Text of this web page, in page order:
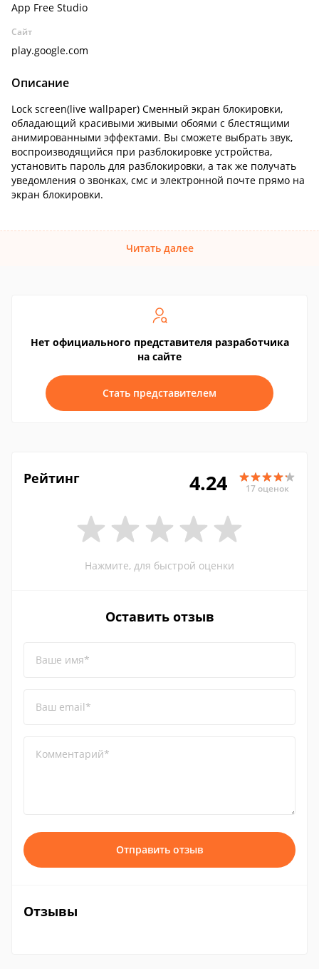
App Free Studio
Сайт
play.google.com
Описание
Lock screen(live wallpaper) Сменный экран блокировки,
обладающий красивыми живыми обоями с блестящими
анимированными эффектами. Вы сможете выбрать звук,
воспроизводящийся при разблокировке устройства,
установить пароль для разблокировки, а так же получать
уведомления о звонках, смс и электронной почте прямо на
экран блокировки.
Читать далее
Нет официального представителя разработчика
на сайте
Стать представителем
Рейтинг 4.24 17 оценок
Нажмите, для быстрой оценки
Оставить отзыв
Ваше имя*
Ваш email*
Комментарий*
Отправить отзыв
Отзывы